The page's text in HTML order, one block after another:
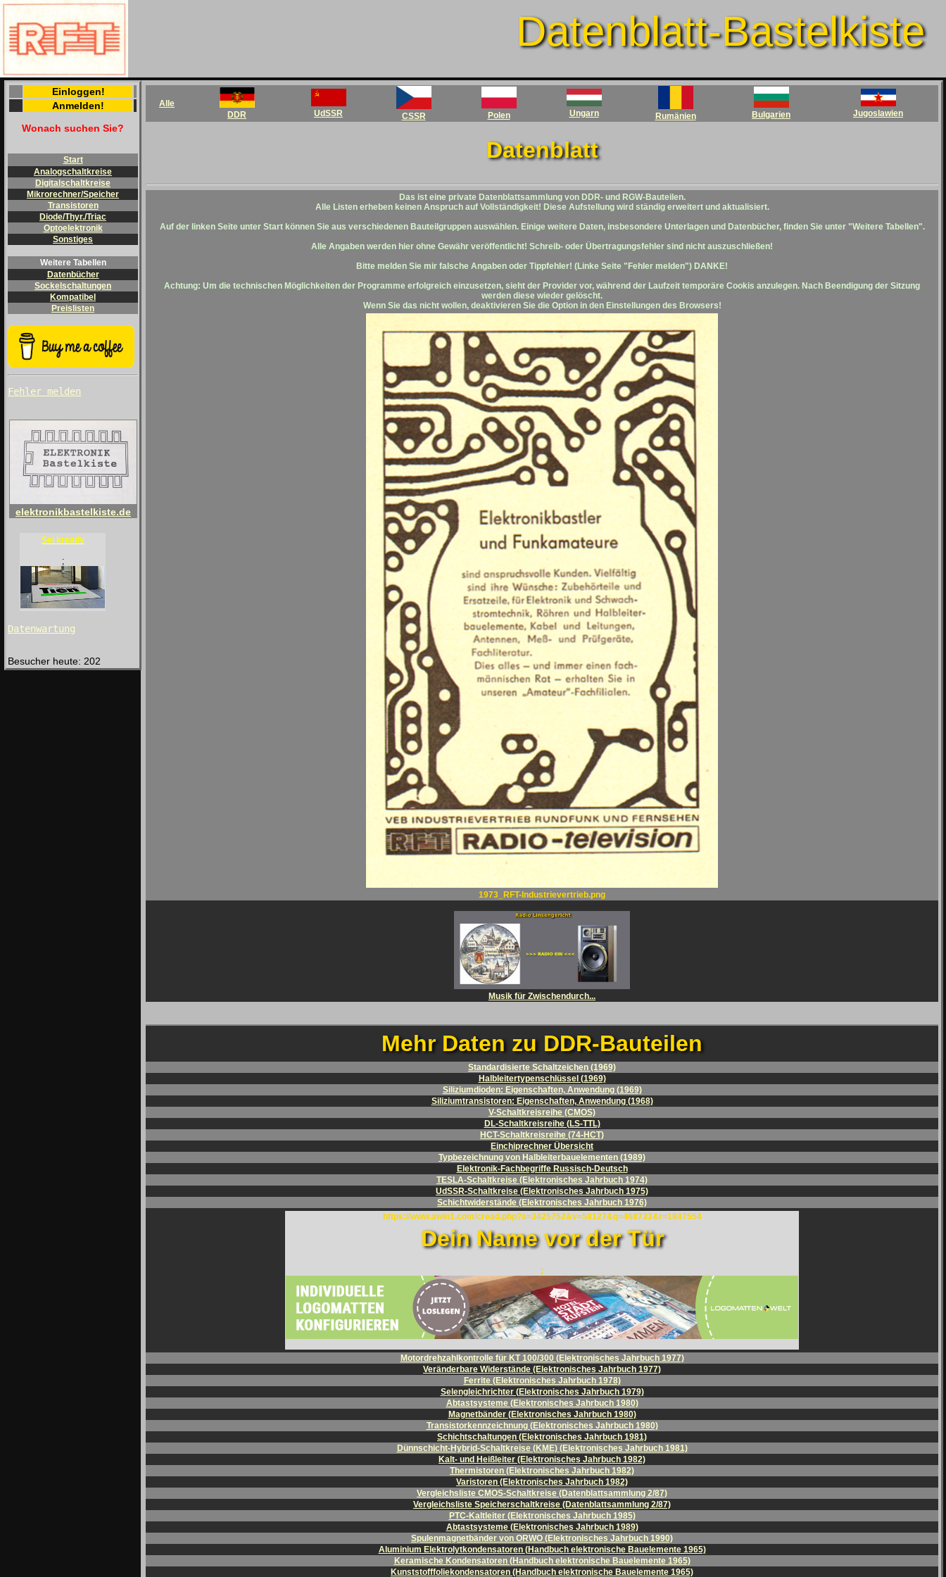
Datenblatt-Bastelkiste
Einloggen!
Anmelden!
Wonach suchen Sie?
Start
Analogschaltkreise
Digitalschaltkreise
Mikrorechner/Speicher
Transistoren
Diode/Thyr./Triac
Optoelektronik
Sonstiges
Weitere Tabellen
Datenbücher
Sockelschaltungen
Kompatibel
Preislisten
Fehler melden
elektronikbastelkiste.de
Sei kreativ
;
Datenwartung
Besucher heute: 202
Alle
DDR
UdSSR CSSR Polen Ungarn Rumänien Bulgarien Jugoslawien
Datenblatt
Das ist eine private Datenblattsammlung von DDR- und RGW-Bauteilen.
Alle Listen erheben keinen Anspruch auf Vollständigkeit! Diese Aufstellung wird ständig erweitert und aktualisiert.
Auf der linken Seite unter Startkönnen Sie aus verschiedenen Bauteilgruppen auswählen. Einige weitere Daten, insbesondere Unterlagen und Datenbücher, finden Sie unter "Weitere Tabellen".
Alle Angaben werden hier ohne Gewähr veröffentlicht! Schreib- oder Übertragungsfehler sind nicht auszuschließen!
Bitte melden Sie mir falsche Angaben oder Tippfehler! (Linke Seite "Fehler melden") DANKE!
Achtung: Um die technischen Möglichkeiten der Programme erfolgreich einzusetzen, sieht der Provider vor, während der Laufzeit temporäre Cookis anzulegen. Nach Beendigung der Sitzung
werden diese wieder gelöscht.
Wenn Sie das nicht wollen, deaktivieren Sie die Option in den Einstellungen des Browsers!
1973_RFT-Industrievertrieb.png
Musik für Zwischendurch...
Mehr Daten zu DDR-Bauteilen
Standardisierte Schaltzeichen (1969)
Halbleitertypenschlüssel (1969)
Siliziumdioden: Eigenschaften, Anwendung (1969)
Siliziumtransistoren: Eigenschaften, Anwendung (1968)
V-Schaltkreisreihe (CMOS)
DL-Schaltkreisreihe (LS-TTL)
HCT-Schaltkreisreihe (74-HCT)
Einchiprechner Übersicht
Typbezeichnung von Halbleiterbauelementen (1989)
Elektronik-Fachbegriffe Russisch-Deutsch
TESLA-Schaltkreise (Elektronisches Jahrbuch 1974)
UdSSR-Schaltkreise (Elektronisches Jahrbuch 1975)
Schichtwiderstände (Elektronisches Jahrbuch 1976)
https://www.awin1.com/cread.php?s=3425752&v=58127&q=468733&r=1847554
Dein Name vor der Tür
;
Motordrehzahlkontrolle für KT 100/300 (Elektronisches Jahrbuch 1977)
Veränderbare Widerstände (Elektronisches Jahrbuch 1977)
Ferrite (Elektronisches Jahrbuch 1978)
Selengleichrichter (Elektronisches Jahrbuch 1979)
Abtastsysteme (Elektronisches Jahrbuch 1980)
Magnetbänder (Elektronisches Jahrbuch 1980)
Transistorkennzeichnung (Elektronisches Jahrbuch 1980)
Schichtschaltungen (Elektronisches Jahrbuch 1981)
Dünnschicht-Hybrid-Schaltkreise (KME) (Elektronisches Jahrbuch 1981)
Kalt- und Heißleiter (Elektronisches Jahrbuch 1982)
Thermistoren (Elektronisches Jahrbuch 1982)
Varistoren (Elektronisches Jahrbuch 1982)
Vergleichsliste CMOS-Schaltkreise (Datenblattsammlung 2/87)
Vergleichsliste Speicherschaltkreise (Datenblattsammlung 2/87)
PTC-Kaltleiter (Elektronisches Jahrbuch 1985)
Abtastsysteme (Elektronisches Jahrbuch 1989)
Spulenmagnetbänder von ORWO (Elektronisches Jahrbuch 1990)
Aluminium Elektrolytkondensatoren (Handbuch elektronische Bauelemente 1965)
Keramische Kondensatoren (Handbuch elektronische Bauelemente 1965)
Kunststofffoliekondensatoren (Handbuch elektronische Bauelemente 1965)